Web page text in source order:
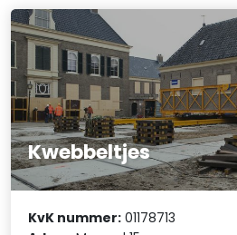
Kwebbeltjes
KvK nummer: 01178713